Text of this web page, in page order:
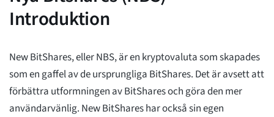
Introduktion
New BitShares, eller NBS, är en kryptovaluta som skapades
som en gaffel av de ursprungliga BitShares. Det är avsett att
förbättra utformningen av BitShares och göra den mer
användarvänlig. New BitShares har också sin egen